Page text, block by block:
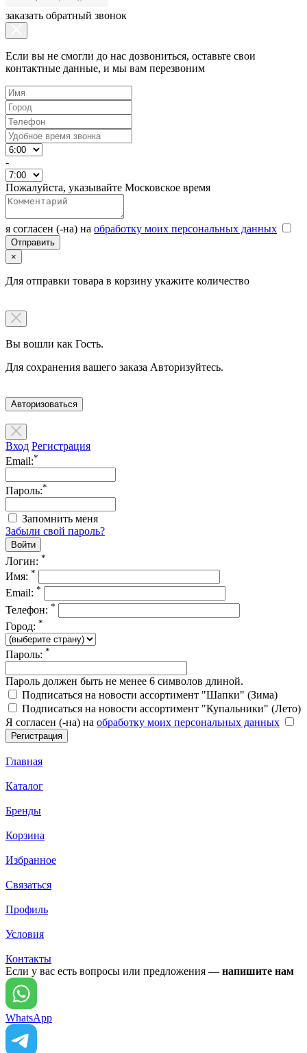
заказать обратный звонок
Если вы не смогли до нас дозвониться, оставьте свои
контактные данные, и мы вам перезвоним
-
Пожалуйста, указывайте Московское время
я согласен (-на) на обработку моих персональных данных
×
Для отправки товара в корзину укажите количество
Вы вошли как Гость.
Для сохранения вашего заказа Авторизуйтесь.
Авторизоваться
Вход Регистрация
Email:*
Пароль:*
Запомнить меня
Забыли свой пароль?
Логин: *
Имя: *
Email: *
Телефон: *
Город: *
Пароль: *
Пароль должен быть не менее 6 символов длиной.
Подписаться на новости ассортимент "Шапки" (Зима)
Подписаться на новости ассортимент "Купальники" (Лето)
Я согласен (-на) на обработку моих персональных данных
Главная
Каталог
Бренды
Корзина
Избранное
Связаться
Профиль
Условия
Контакты
Если у вас есть вопросы или предложения — напишите нам
WhatsApp